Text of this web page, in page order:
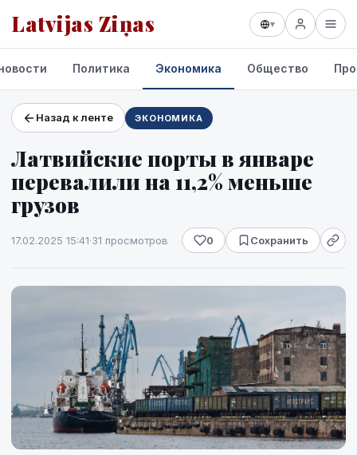
Latvijas Ziņas ▾
Проекты и сервисы
Прогноз погоды
Политика Экономика Общество
Назад к ленте ЭКОНОМИКА
Латвийские порты в январе
перевалили на 11,2% меньше
грузов
17.02.2025 15:41·31 просмотров 0 Сохранить